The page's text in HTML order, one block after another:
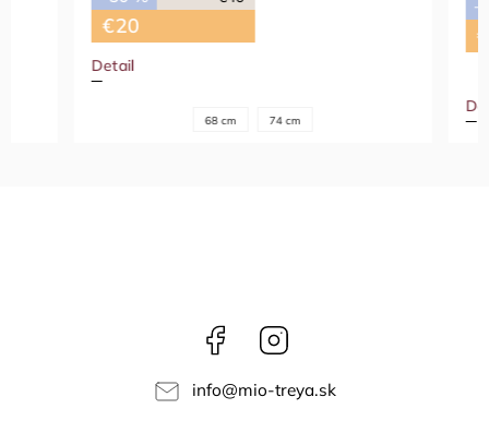
74 cm
Facebook
info@mio-treya.sk